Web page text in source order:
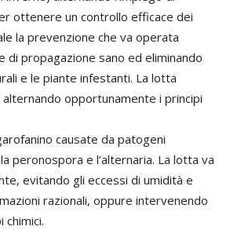
ottenere un controllo efficace dei
la prevenzione che va operata
di propagazione sano ed eliminando
e le piante infestanti. La lotta
opportunamente i principi
causate da patogeni
peronospora e l’alternaria. La lotta va
evitando gli eccessi di umidità e
razionali, oppure intervenendo
chimici.